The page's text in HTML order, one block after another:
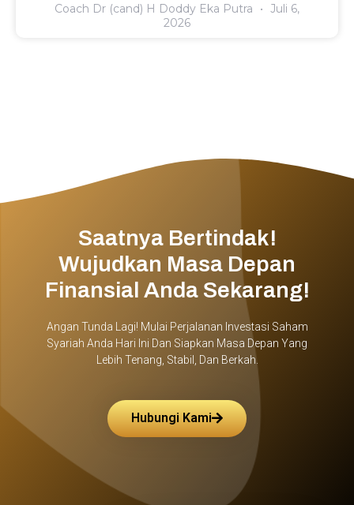
Coach Dr (cand) H Doddy Eka Putra
Juli 6,
2026
Saatnya Bertindak!
Wujudkan Masa Depan
Finansial Anda Sekarang!
Angan Tunda Lagi! Mulai Perjalanan Investasi Saham
Syariah Anda Hari Ini Dan Siapkan Masa Depan Yang
Lebih Tenang, Stabil, Dan Berkah.
Hubungi Kami